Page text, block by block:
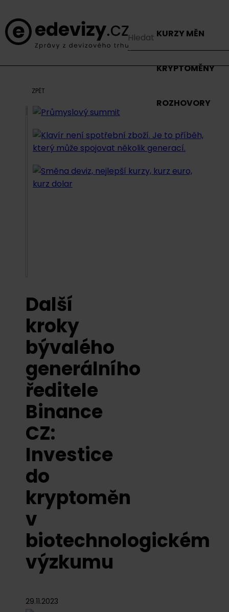
KURZY MĚN
KRYPTOMĚNY
ROZHOVORY
ZPĚT
Další
kroky
bývalého
generálního
ředitele
Binance
CZ:
Investice
do
kryptoměn
v
biotechnologickém
výzkumu
29.11.2023